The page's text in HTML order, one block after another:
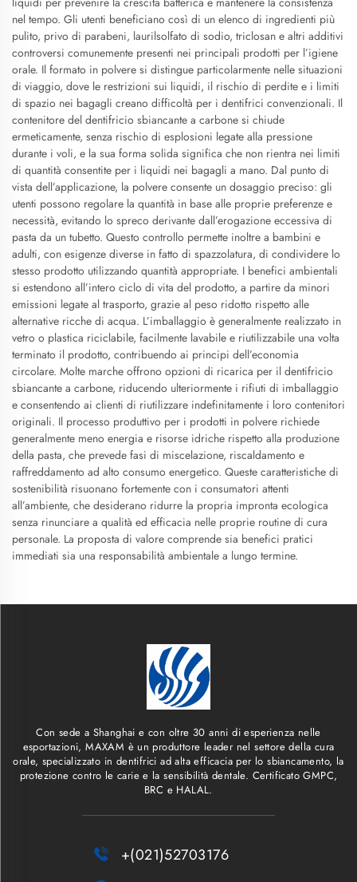
nel tempo. Gli utenti beneficiano così di un elenco di ingredienti più
pulito, privo di parabeni, laurilsolfato di sodio, triclosan e altri additivi
controversi comunemente presenti nei principali prodotti per l’igiene
orale. Il formato in polvere si distingue particolarmente nelle situazioni
di viaggio, dove le restrizioni sui liquidi, il rischio di perdite e i limiti
di spazio nei bagagli creano difficoltà per i dentifrici convenzionali. Il
contenitore del dentifricio sbiancante a carbone si chiude
ermeticamente, senza rischio di esplosioni legate alla pressione
durante i voli, e la sua forma solida significa che non rientra nei limiti
di quantità consentite per i liquidi nei bagagli a mano. Dal punto di
vista dell’applicazione, la polvere consente un dosaggio preciso: gli
utenti possono regolare la quantità in base alle proprie preferenze e
necessità, evitando lo spreco derivante dall’erogazione eccessiva di
pasta da un tubetto. Questo controllo permette inoltre a bambini e
adulti, con esigenze diverse in fatto di spazzolatura, di condividere lo
stesso prodotto utilizzando quantità appropriate. I benefici ambientali
si estendono all’intero ciclo di vita del prodotto, a partire da minori
emissioni legate al trasporto, grazie al peso ridotto rispetto alle
alternative ricche di acqua. L’imballaggio è generalmente realizzato in
vetro o plastica riciclabile, facilmente lavabile e riutilizzabile una volta
terminato il prodotto, contribuendo ai principi dell’economia
circolare. Molte marche offrono opzioni di ricarica per il dentifricio
sbiancante a carbone, riducendo ulteriormente i rifiuti di imballaggio
e consentendo ai clienti di riutilizzare indefinitamente i loro contenitori
originali. Il processo produttivo per i prodotti in polvere richiede
generalmente meno energia e risorse idriche rispetto alla produzione
della pasta, che prevede fasi di miscelazione, riscaldamento e
raffreddamento ad alto consumo energetico. Queste caratteristiche di
sostenibilità risuonano fortemente con i consumatori attenti
all’ambiente, che desiderano ridurre la propria impronta ecologica
senza rinunciare a qualità ed efficacia nelle proprie routine di cura
personale. La proposta di valore comprende sia benefici pratici
immediati sia una responsabilità ambientale a lungo termine.
Con sede a Shanghai e con oltre 30 anni di esperienza nelle
esportazioni, MAXAM è un produttore leader nel settore della cura
orale, specializzato in dentifrici ad alta efficacia per lo sbiancamento, la
protezione contro le carie e la sensibilità dentale. Certificato GMPC,
BRC e HALAL.
 +(021)52703176